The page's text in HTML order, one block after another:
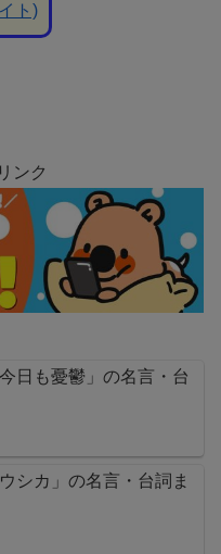
ト)
ンク
日も憂鬱」の名言・台
シカ」の名言・台詞ま